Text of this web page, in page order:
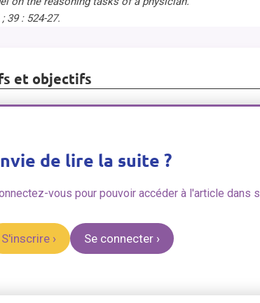
39 : 524-27.
et objectifs
de lire la suite ?
vous pour pouvoir accéder à l'article dans
S'inscrire › Se connecter ›